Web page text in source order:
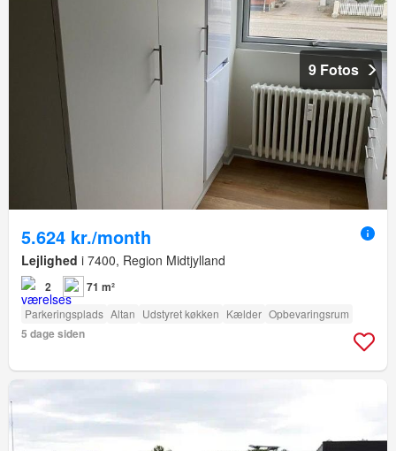
9 Fotos
5.624 kr./month
Lejlighed i 7400, Region Midtjylland
2 71 m²
Parkeringsplads Altan Udstyret køkken Kælder Opbevaringsrum
5 dage siden